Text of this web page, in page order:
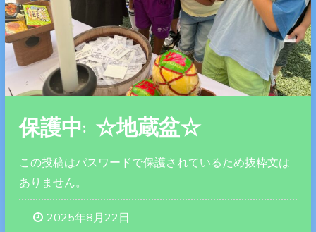
保護中: ☆地蔵盆☆
この投稿はパスワードで保護されているため抜粋文は
ありません。
2025年8月22日